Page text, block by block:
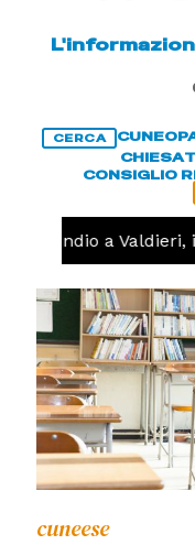
CERCA CUNEO
CHIESA
CONSIGLIO
Incendio a
cuneese